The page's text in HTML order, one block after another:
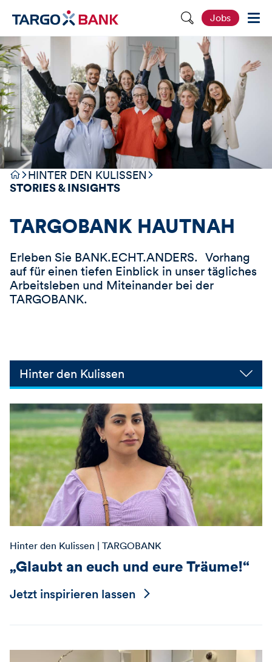
S
e
d
u
r
c
h
s
u
c
e
Jobs
HINTER DEN KULISSEN
STORIES & INSIGHTS
TARGOBANK HAUTNAH
Erleben Sie BANK.ECHT.ANDERS. Vorhang
auf für einen tiefen Einblick in unser tägliches
Arbeitsleben und Miteinander bei der
TARGOBANK.
Hinter den Kulissen
Hinter den Kulissen | TARGOBANK
„Glaubt an euch und eure Träume!“
Jetzt inspirieren lassen